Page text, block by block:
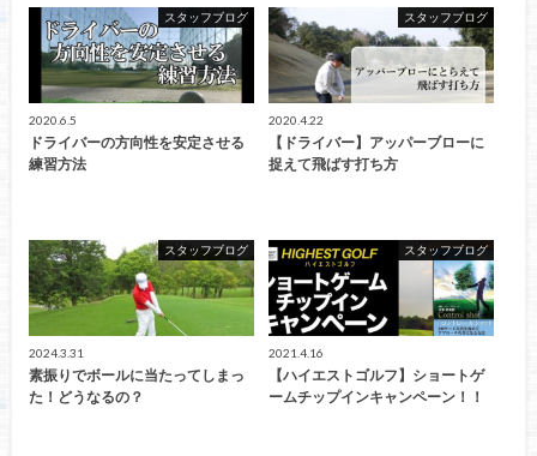
スタッフブログ
2020.6.5
ドライバーの方向性を安定させる
練習方法
スタッフブログ
2020.4.22
【ドライバー】アッパーブローに
捉えて飛ばす打ち方
スタッフブログ
2024.3.31
素振りでボールに当たってしまっ
た！どうなるの？
スタッフブログ
2021.4.16
【ハイエストゴルフ】ショートゲ
ームチップインキャンペーン！！